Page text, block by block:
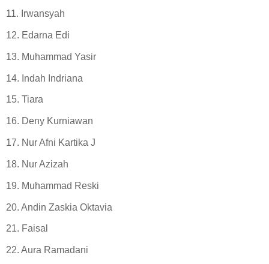
11. Irwansyah
12. Edarna Edi
13. Muhammad Yasir
14. Indah Indriana
15. Tiara
16. Deny Kurniawan
17. Nur Afni Kartika J
18. Nur Azizah
19. Muhammad Reski
20. Andin Zaskia Oktavia
21. Faisal
22. Aura Ramadani